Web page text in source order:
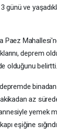
günü ve
Paez
deprem
olduğunu belirtti.
az
yemek
eşiğine